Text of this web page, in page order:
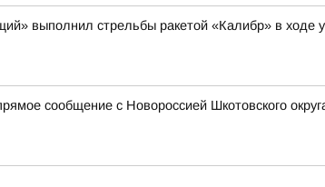
выполнил стрельбы ракетой «Калибр» в ходе
сообщение с Новороссией Шкотовского